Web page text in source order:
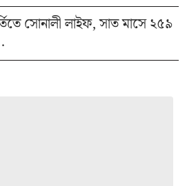
সোনালী লাইফ, সাত মাসে ২৫৯